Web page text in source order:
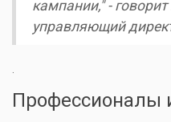
кампании," -
управляющий
.
Профессионалы